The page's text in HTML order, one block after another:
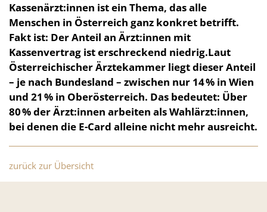
Kassenärzt:innen ist ein Thema, das alle
Menschen in Österreich ganz konkret betrifft.
Fakt ist: Der Anteil an Ärzt:innen mit
Kassenvertrag ist erschreckend niedrig.Laut
Österreichischer Ärztekammer liegt dieser Anteil
– je nach Bundesland – zwischen nur 14 % in Wien
und 21 % in Oberösterreich. Das bedeutet: Über
80 % der Ärzt:innen arbeiten als Wahlärzt:innen,
bei denen die E-Card alleine nicht mehr ausreicht.
zurück zur Übersicht